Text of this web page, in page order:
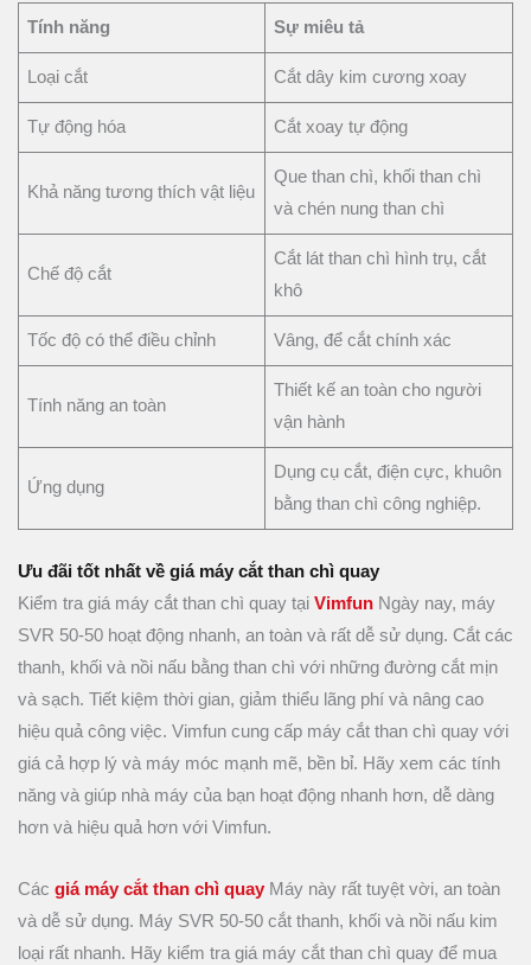
Tính năng Sự miêu tả
Loại cắt Cắt dây kim cương xoay
Tự động hóa Cắt xoay tự động
Khả năng tương thích vật liệu
Que than chì, khối than chì
và chén nung than chì
Chế độ cắt
Cắt lát than chì hình trụ, cắt
khô
Tốc độ có thể điều chỉnh Vâng, để cắt chính xác
Tính năng an toàn
Thiết kế an toàn cho người
vận hành
Ứng dụng
Dụng cụ cắt, điện cực, khuôn
bằng than chì công nghiệp.
Ưu đãi tốt nhất về giá máy cắt than chì quay
Kiểm tra giá máy cắt than chì quay tại Vimfun Ngày nay, máy
SVR 50-50 hoạt động nhanh, an toàn và rất dễ sử dụng. Cắt các
thanh, khối và nồi nấu bằng than chì với những đường cắt mịn
và sạch. Tiết kiệm thời gian, giảm thiểu lãng phí và nâng cao
hiệu quả công việc. Vimfun cung cấp máy cắt than chì quay với
giá cả hợp lý và máy móc mạnh mẽ, bền bỉ. Hãy xem các tính
năng và giúp nhà máy của bạn hoạt động nhanh hơn, dễ dàng
hơn và hiệu quả hơn với Vimfun.
Các giá máy cắt than chì quay Máy này rất tuyệt vời, an toàn
và dễ sử dụng. Máy SVR 50-50 cắt thanh, khối và nồi nấu kim
loại rất nhanh. Hãy kiểm tra giá máy cắt than chì quay để mua